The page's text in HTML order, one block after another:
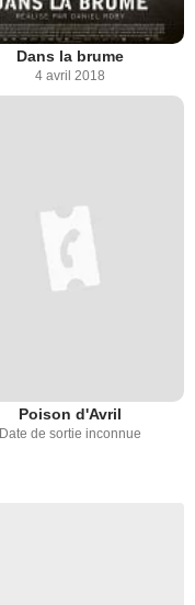
Dans la brume
4 avril 2018
Poison d'Avril
Date de sortie inconnue